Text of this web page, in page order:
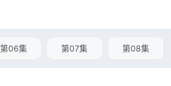
第06集 第07集 第08集